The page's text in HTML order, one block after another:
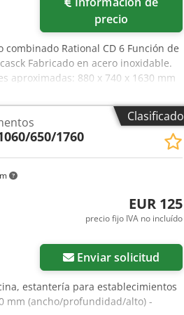
precio
combinado Rational CD 6 Función de
Fabricado en acero inoxidable.
aproximadas: 880 x 740 x 1630 mm
Clasificado
650/1760
EUR 125
precio fijo IVA no incluído
Enviar solicitud
estantería para establecimientos
mm (ancho/profundidad/alto) -